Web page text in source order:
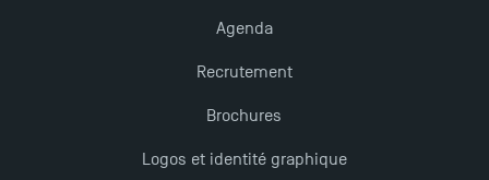
Les meilleurs mémoires du M2 Comptabilité
TSM obtient la prestigieuse accréditation EQUIS en
Agenda
Recrutement
Brochures
Logos et identité graphique